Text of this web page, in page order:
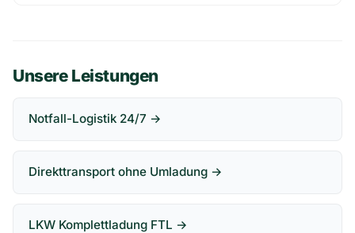
Unsere Leistungen
Notfall-Logistik 24/7 →
Direkttransport ohne Umladung →
LKW Komplettladung FTL →